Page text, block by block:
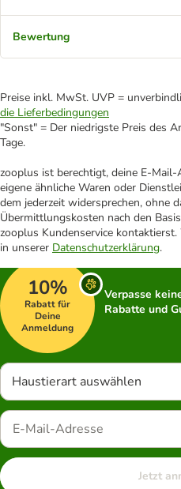
Bewertung
Preise inkl. MwSt. UVP =
die Lieferbedingungen
"Sonst" = Der niedrigste Preis des
Tage.
zooplus ist berechtigt, deine E-
eigene ähnliche Waren oder
dem jederzeit widersprechen, ohne
Übermittlungskosten nach den
zooplus Kundenservice
in unserer Datenschutzerklärung.
10%
Rabatt für
Deine
Anmeldung
Verpasse
Rabatte und
Haustierart auswählen
Jetzt